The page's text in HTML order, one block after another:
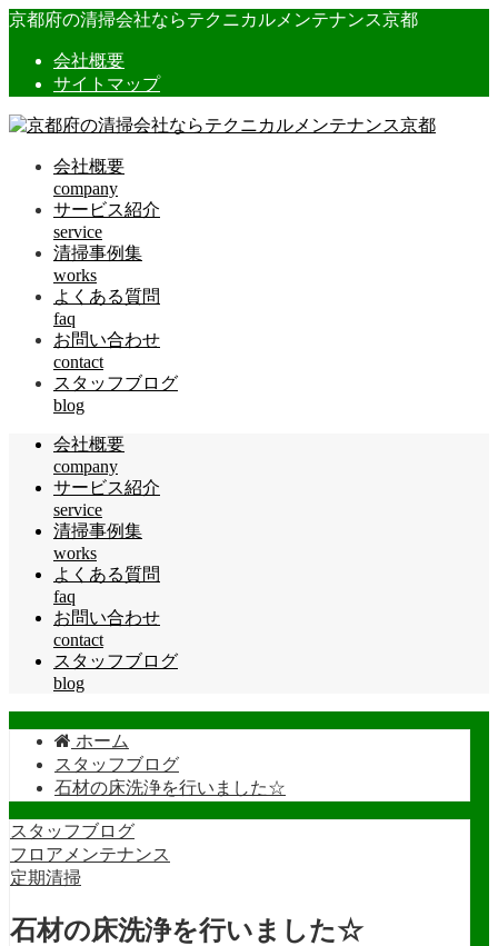
京都府の清掃会社ならテクニカルメンテナンス京都
会社概要
サイトマップ
会社概要
company
サービス紹介
service
清掃事例集
works
よくある質問
faq
お問い合わせ
contact
スタッフブログ
blog
会社概要
company
サービス紹介
service
清掃事例集
works
よくある質問
faq
お問い合わせ
contact
スタッフブログ
blog
ホーム
スタッフブログ
石材の床洗浄を行いました☆
スタッフブログ
フロアメンテナンス
定期清掃
石材の床洗浄を行いました☆